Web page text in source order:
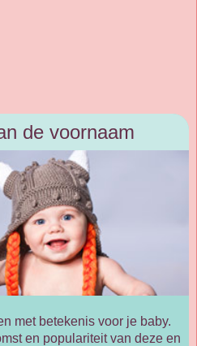
de voornaam
met betekenis voor je baby.
en populariteit van deze en